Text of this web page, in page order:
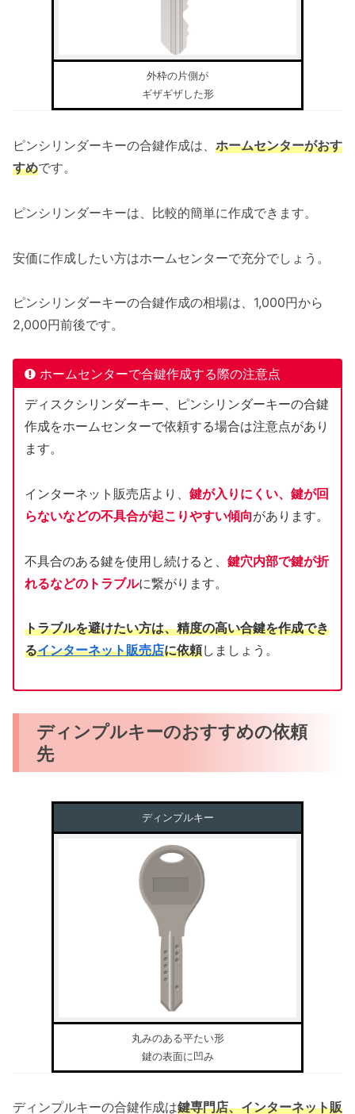
外枠の片側が
ギザギザした形
ピンシリンダーキーの合鍵作成は、 ホームセンターがおす
すめです。
ピンシリンダーキーは、比較的簡単に作成できます。
安価に作成したい方はホームセンターで充分でしょう。
ピンシリンダーキーの合鍵作成の相場は、1,000円から
2,000円前後です。
ホームセンターで合鍵作成する際の注意点
ディスクシリンダーキー、ピンシリンダーキーの合鍵
作成をホームセンターで依頼する場合は注意点があり
ます。
インターネット販売店より、 鍵が入りにくい、鍵が回
らないなどの不具合が起こりやすい傾向があります。
不具合のある鍵を使用し続けると、 鍵穴内部で鍵が折
れるなどのトラブルに繋がります。
トラブルを避けたい方は、精度の高い合鍵を作成でき
るインターネット販売店に依頼しましょう。
ディンプルキーのおすすめの依頼
先
ディンプルキー
丸みのある平たい形
鍵の表面に凹み
ディンプルキーの合鍵作成は鍵専門店、インターネット販